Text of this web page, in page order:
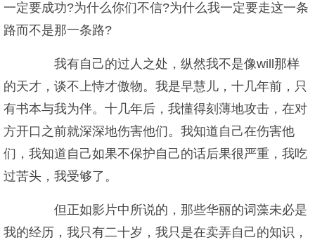
一定要成功?为什么你们不信?为什么我一定要走这一条
路而不是那一条路?
我有自己的过人之处，纵然我不是像will那样
的天才，谈不上恃才傲物。我是早慧儿，十几年前，只
有书本与我为伴。十几年后，我懂得刻薄地攻击，在对
方开口之前就深深地伤害他们。我知道自己在伤害他
们，我知道自己如果不保护自己的话后果很严重，我吃
过苦头，我受够了。
但正如影片中所说的，那些华丽的词藻未必是
我的经历，我只有二十岁，我只是在卖弄自己的知识，